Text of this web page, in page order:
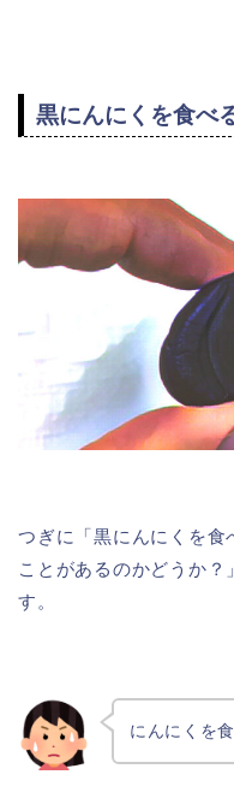
黒にんにくを食べ
つぎに「黒にんにくを食
ことがあるのかどうか？
す。
にんにくを